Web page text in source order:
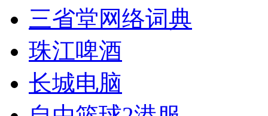
三省堂网络词典
珠江啤酒
长城电脑